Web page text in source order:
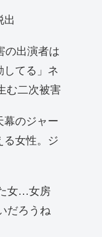
出
の出演者は
してる」ネ
む二次被害
幕のジャー
る女性。ジ
女…女房
だろうね